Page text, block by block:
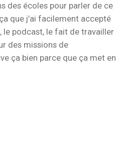
des écoles pour parler de ce
que j’ai facilement accepté
le podcast, le fait de travailler
des missions de
ça bien parce que ça met en